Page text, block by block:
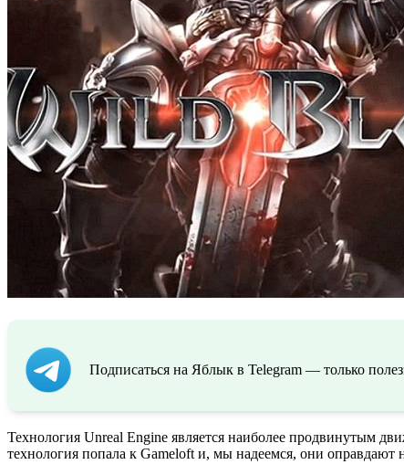
Подписаться на Яблык в Telegram — только
Технология Unreal Engine является наиболее продвинутым
технология попала к Gameloft и, мы надеемся, они